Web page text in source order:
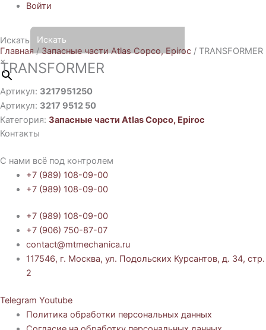
Войти
Искать
×
Главная / Запасные части Atlas Copco, Epiroc / TRANSFORMER
TRANSFORMER
Артикул: 3217951250
Артикул: 3217 9512 50
Категория: Запасные части Atlas Copco, Epiroc
Контакты
С нами всё под контролем
+7 (989) 108-09-00
+7 (989) 108-09-00
+7 (989) 108-09-00
+7 (906) 750-87-07
contact@mtmechanica.ru
117546, г. Москва, ул. Подольских Курсантов, д. 34, стр.
2
Telegram Youtube
Политика обработки персональных данных